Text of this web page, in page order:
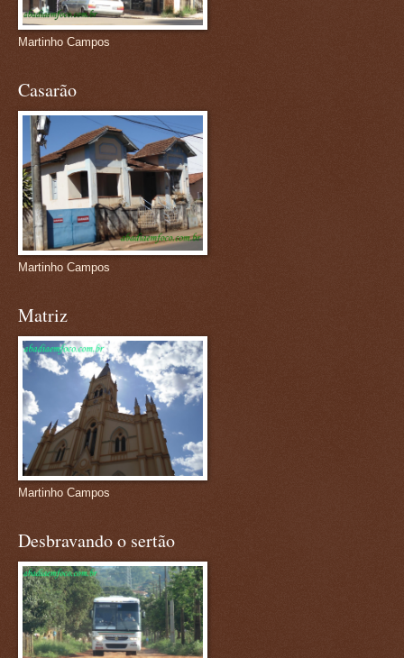
Martinho Campos
Casarão
Martinho Campos
Matriz
Martinho Campos
Desbravando o sertão